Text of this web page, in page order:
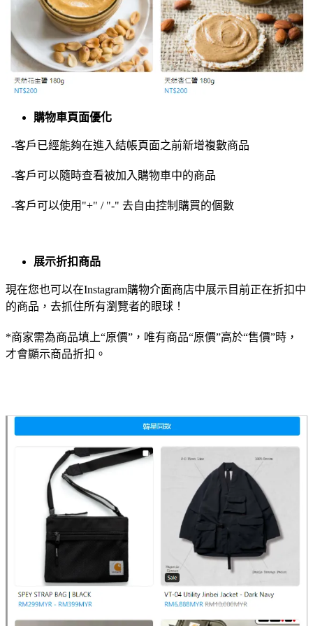
購物車頁面優化
-客戶已經能夠在進入結帳頁面之前新增複數商品
-客戶可以隨時查看被加入購物車中的商品
-客戶可以使用"+" / "-" 去自由控制購買的個數
展示折扣商品
現在您也可以在Instagram購物介面商店中展示目前正在折扣中
的商品，去抓住所有瀏覽者的眼球！
*商家需為商品填上“原價”，唯有商品“原價”高於“售價”時，
才會顯示商品折扣。